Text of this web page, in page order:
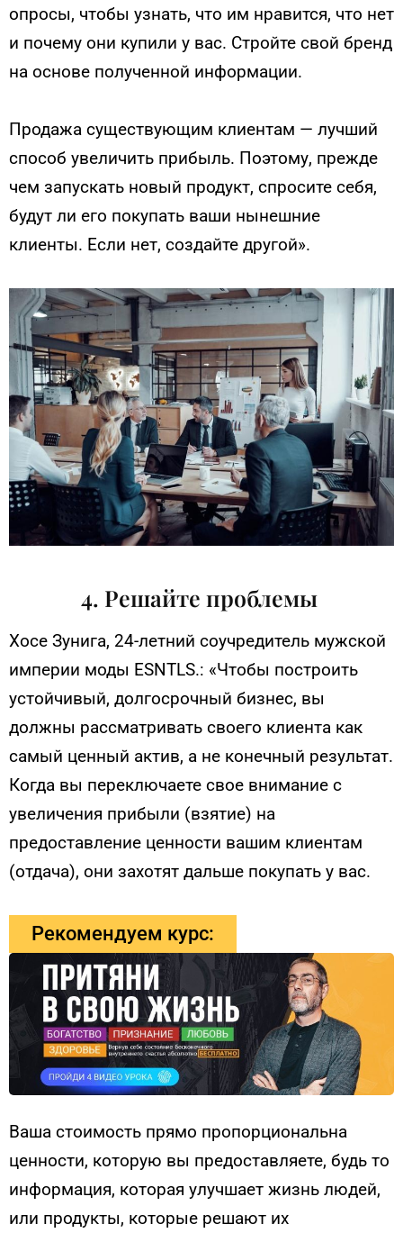
опросы, чтобы узнать, что им нравится, что нет
и почему они купили у вас. Стройте свой бренд
на основе полученной информации.
Продажа существующим клиентам — лучший
способ увеличить прибыль. Поэтому, прежде
чем запускать новый продукт, спросите себя,
будут ли его покупать ваши нынешние
клиенты. Если нет, создайте другой».
4. Решайте проблемы
Хосе Зунига, 24-летний соучредитель мужской
империи моды ESNTLS.: «Чтобы построить
устойчивый, долгосрочный бизнес, вы
должны рассматривать своего клиента как
самый ценный актив, а не конечный результат.
Когда вы переключаете свое внимание с
увеличения прибыли (взятие) на
предоставление ценности вашим клиентам
(отдача), они захотят дальше покупать у вас.
Рекомендуем курс:
Ваша стоимость прямо пропорциональна
ценности, которую вы предоставляете, будь то
информация, которая улучшает жизнь людей,
или продукты, которые решают их